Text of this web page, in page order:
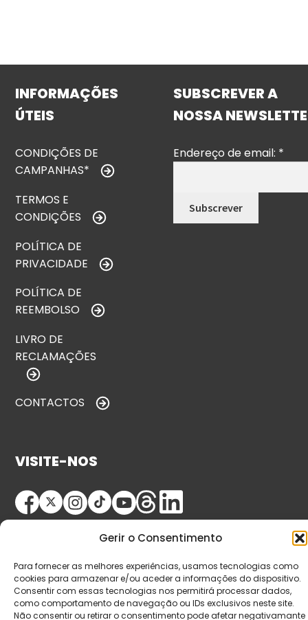
Gerir o Consentimento
Para fornecer as melhores experiências, usamos tecnologias como
cookies para armazenar e/ou aceder a informações do dispositivo.
Consentir com essas tecnologias nos permitirá processar dados,
como comportamento de navegação ou IDs exclusivos neste site.
Não consentir ou retirar o consentimento pode afetar negativamante
INFORMAÇÕES
ÚTEIS
CONDIÇÕES DE
CAMPANHAS*
TERMOS E
CONDIÇÕES
POLÍTICA DE
PRIVACIDADE
POLÍTICA DE
REEMBOLSO
LIVRO DE
RECLAMAÇÕES
CONTACTOS
SUBSCREVER A
NOSSA
Endereço de email: *
VISITE-NOS
© Copyright 2026 Saída de Emergência. Todos os
direitos reservados.